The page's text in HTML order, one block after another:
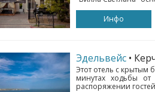
Инфо
Эдельвейс •
Этот отель с крытым
минутах ходьбы
распоряжении